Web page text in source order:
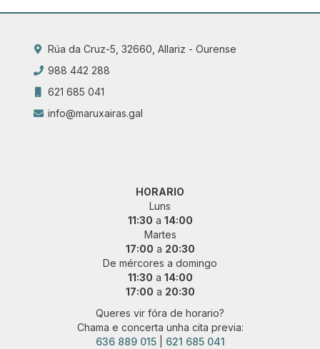
Rúa da Cruz-5, 32660, Allariz - Ourense
988 442 288
621 685 041
info@maruxairas.gal
HORARIO
Luns
11:30 a 14:00
Martes
17:00 a 20:30
De mércores a domingo
11:30 a 14:00
17:00 a 20:30
Queres vir fóra de horario?
Chama e concerta unha cita previa:
636 889 015| 621 685 041